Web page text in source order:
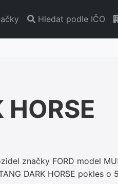
Hledat podle IČO
HORSE
značky FORD model
DARK HORSE pokles o